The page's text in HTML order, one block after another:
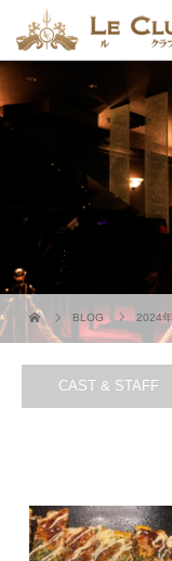
BLOG 2024
CAST & STAFF